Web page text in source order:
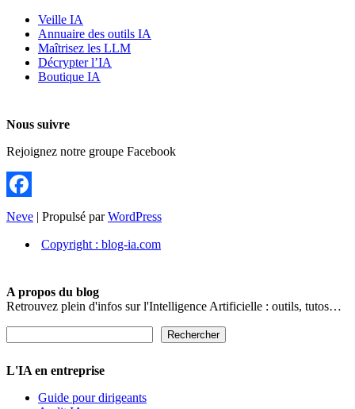
Veille IA
Annuaire des outils IA
Maîtrisez les LLM
Décrypter l’IA
Boutique IA
Nous suivre
Rejoignez notre groupe Facebook
Facebook
Neve | Propulsé parWordPress
Copyright : blog-ia.com
A propos du blog
Retrouvez plein d'infos sur l'Intelligence Artificielle : outils, tutos…
Rechercher
L'IA en entreprise
Guide pour dirigeants